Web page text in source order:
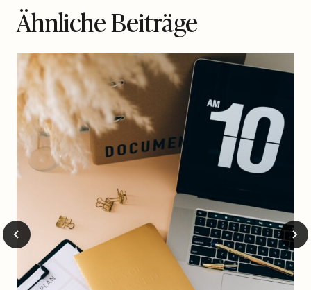
Ähnliche Beiträge